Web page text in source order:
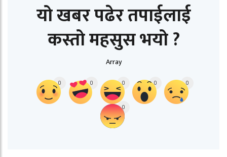
यो खबर पढेर तपाईलाई
कस्तो महसुस भयो ?
Array
0 0 0 0 0
0